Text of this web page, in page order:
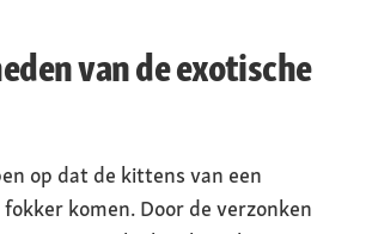
van de exotische
op dat de kittens van een
komen. Door de verzonken